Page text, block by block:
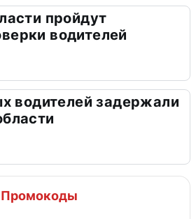
пройдут
водителей
водителей задержали
Промокоды